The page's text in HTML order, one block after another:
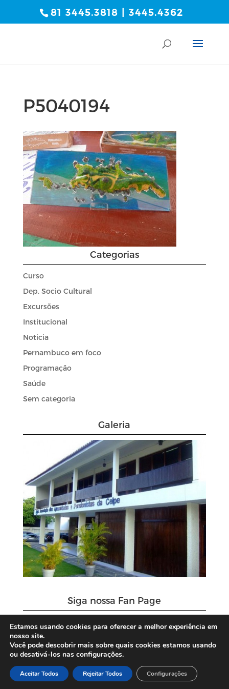
81 3445.3818 | 3445.4362
P5040194
Categorias
Curso
Dep. Socio Cultural
Excursões
Institucional
Noticia
Pernambuco em foco
Programação
Saúde
Sem categoria
Galeria
Siga nossa Fan Page
Estamos usando cookies para oferecer a melhor experiência em
nosso site.
Você pode descobrir mais sobre quais cookies estamos usando
ou desativá-los nas configurações.
Aceitar Todos Rejeitar Todos Configurações